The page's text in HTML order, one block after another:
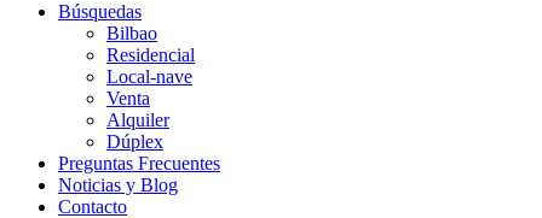
Búsquedas
Bilbao
Residencial
Local-nave
Venta
Alquiler
Dúplex
Preguntas Frecuentes
Noticias y Blog
Contacto